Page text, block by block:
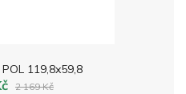
119,8x59,8
2 169 Kč